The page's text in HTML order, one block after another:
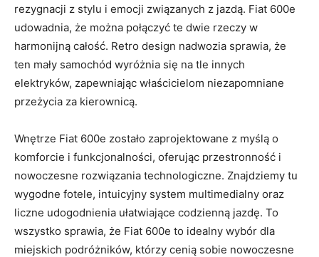
rezygnacji z stylu i emocji ‍związanych z jazdą. Fiat⁣ 600e
udowadnia, że można połączyć ​te dwie rzeczy w⁢
harmonijną całość. ⁢Retro design nadwozia⁣ sprawia, że
ten mały samochód wyróżnia się na tle innych
elektryków,‌ zapewniając właścicielom​ niezapomniane
przeżycia za kierownicą.
Wnętrze Fiat 600e zostało zaprojektowane z myślą ⁤o
komforcie i funkcjonalności, oferując przestronność i
nowoczesne ​rozwiązania ⁢technologiczne. Znajdziemy tu
wygodne fotele, intuicyjny system multimedialny oraz
liczne udogodnienia ⁣ułatwiające codzienną ‌jazdę. To
wszystko sprawia, że Fiat 600e to ⁤idealny wybór dla
miejskich podróżników, którzy cenią sobie nowoczesne